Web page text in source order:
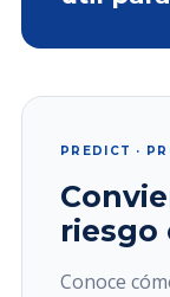
PREDICT ·
riesgo
Conoce